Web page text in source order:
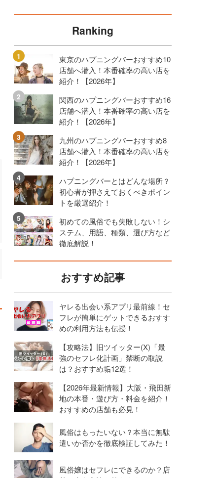
Ranking
東京のハプニングバーおすすめ10
店舗へ潜入！本番確率の高い店を
紹介！【2026年】
関西のハプニングバーおすすめ16
店舗へ潜入！本番確率の高い店を
紹介！【2026年】
九州のハプニングバーおすすめ8
店舗へ潜入！本番確率の高い店を
紹介！【2026年】
ハプニングバーとはどんな場所？
初心者が押さえておくべきポイン
トを厳選紹介！
初めての風俗でも失敗しない！シ
ステム、用語、種類、選び方など
徹底解説！
おすすめ記事
ヤレる出会い系アプリ最前線！セ
フレが簡単にゲットできるおすす
めの利用方法も伝授！
【攻略法】旧ツイッター(X)「最
強のセフレ化計画」禁断の取説
は？おすすめ垢12選！
【2026年最新情報】大阪・飛田新
地の本番・遊び方・料金を紹介！
おすすめの店舗も必見！
風俗はもったいない？本当に無駄
遣いか否かを徹底検証してみた！
風俗嬢はセフレにできるのか？店